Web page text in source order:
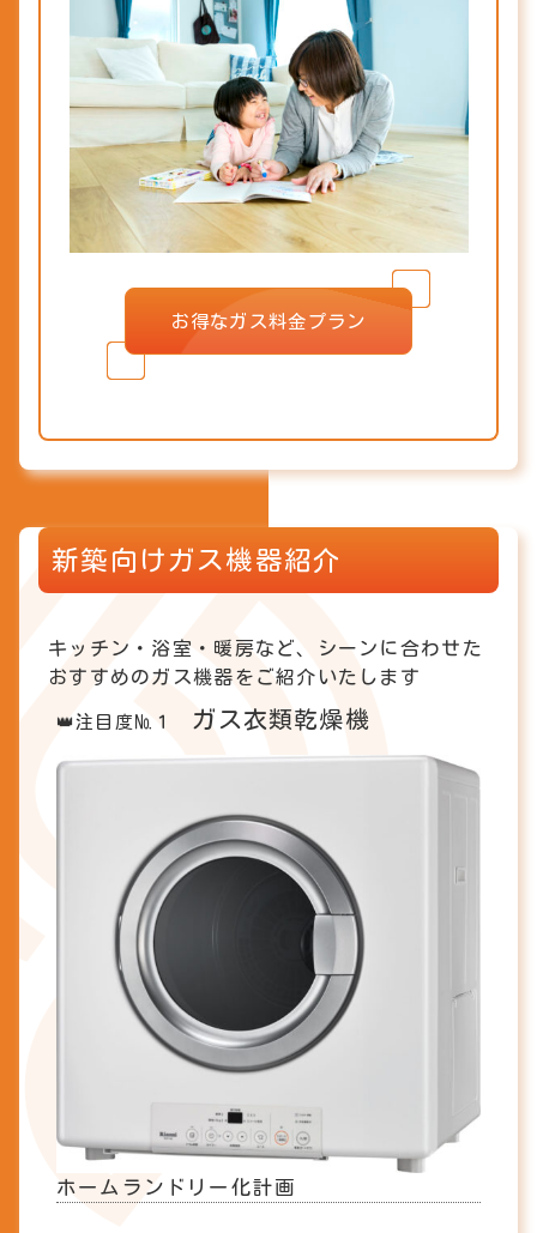
お得なガス料金プラン
新築向けガス機器紹介
キッチン・浴室・暖房など、シーンに合わせた
おすすめのガス機器をご紹介いたします
👑注目度№１ ガス衣類乾燥機
ホームランドリー化計画